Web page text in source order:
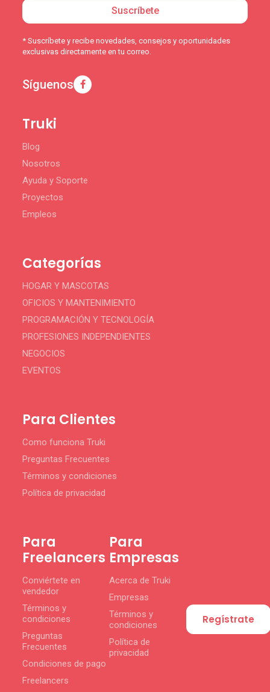
Suscríbete
* Suscríbete y recibe novedades, consejos y oportunidades
exclusivas directamente en tu correo.
Síguenos
Truki
Blog
Nosotros
Ayuda y Soporte
Proyectos
Empleos
Categorías
HOGAR Y MASCOTAS
OFICIOS Y MANTENIMIENTO
PROGRAMACIÓN Y TECNOLOGÍA
PROFESIONES INDEPENDIENTES
NEGOCIOS
EVENTOS
Para Clientes
Como funciona Truki
Preguntas Frecuentes
Términos y condiciones
Política de privacidad
Para
Freelancers
Conviértete en
vendedor
Términos y
condiciones
Preguntas
Frecuentes
Condiciones de pago
Freelancers
Para
Empresas
Acerca de Truki
Empresas
Términos y
condiciones
Política de
privacidad
Regístrate